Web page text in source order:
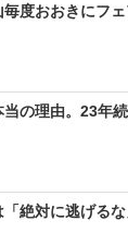
度おおきにフ
の理由。23年
「絶対に逃げる